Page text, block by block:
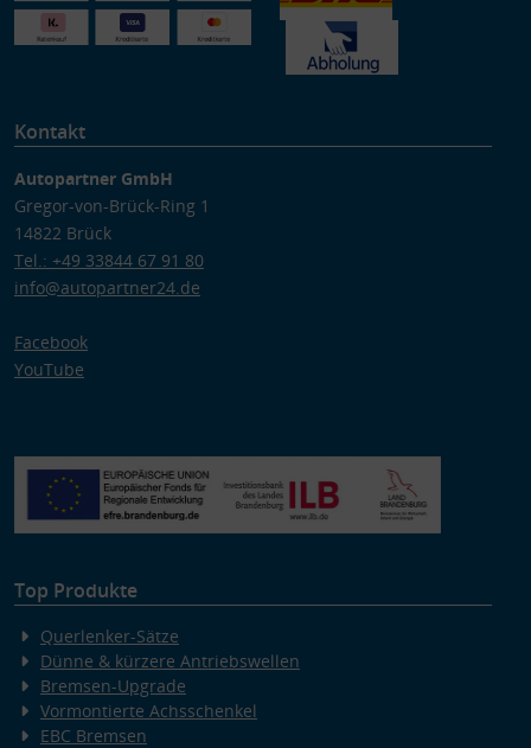
Kontakt
Autopartner GmbH
Gregor-von-Brück-Ring 1
14822 Brück
Tel.: +49 33844 67 91 80
info@autopartner24.de
Facebook
YouTube
Top Produkte
Querlenker-Sätze
Dünne & kürzere Antriebswellen
Bremsen-Upgrade
Vormontierte Achsschenkel
EBC Bremsen